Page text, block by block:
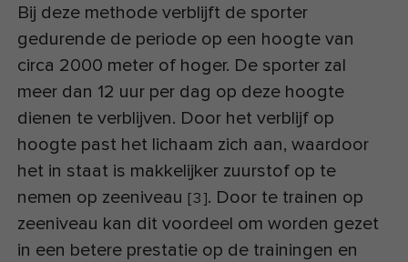
Bij deze methode verblijft de sporter
gedurende de periode op een hoogte van
circa 2000 meter of hoger. De sporter zal
meer dan 12 uur per dag op deze hoogte
dienen te verblijven. Door het verblijf op
hoogte past het lichaam zich aan, waardoor
het in staat is makkelijker zuurstof op te
nemen op zeeniveau [3]. Door te trainen op
zeeniveau kan dit voordeel om worden gezet
in een betere prestatie op de trainingen en